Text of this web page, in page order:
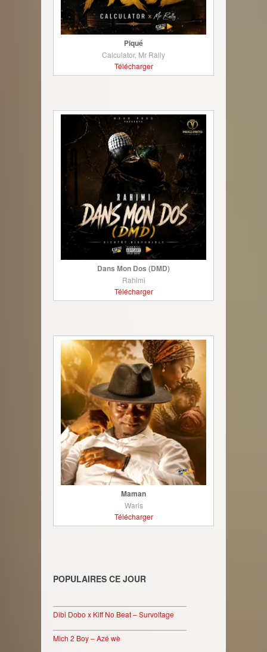
Piqué
Calculator, Mr Rally
Télécharger
Dans Mon Dos (DMD)
Rahimi
Télécharger
Maman
Waris
Télécharger
POPULAIRES CE JOUR
Dibi Dobo x Kiff No Beat – Survoltage
Mich 2 Boy – Azé wè